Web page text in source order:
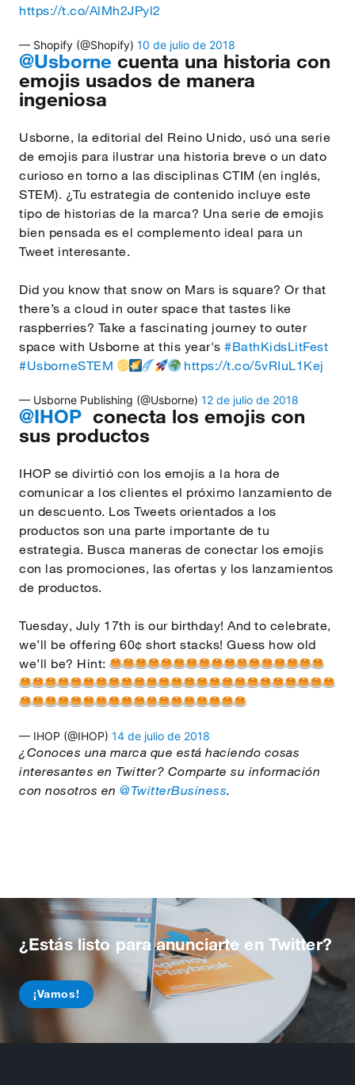
https://t.co/AlMh2JPyl2
— Shopify (@Shopify) 10 de julio de 2018
@Usborne cuenta una historia con
emojis usados de manera
ingeniosa
Usborne, la editorial del Reino Unido, usó una serie
de emojis para ilustrar una historia breve o un dato
curioso en torno a las disciplinas CTIM (en inglés,
STEM). ¿Tu estrategia de contenido incluye este
tipo de historias de la marca? Una serie de emojis
bien pensada es el complemento ideal para un
Tweet interesante.
Did you know that snow on Mars is square? Or that
there’s a cloud in outer space that tastes like
raspberries? Take a fascinating journey to outer
space with Usborne at this year's #BathKidsLitFest
#UsborneSTEM
https://t.co/5vRIuL1Kej
— Usborne Publishing (@Usborne) 12 de julio de 2018
@IHOP conecta los emojis con
sus productos
IHOP se divirtió con los emojis a la hora de
comunicar a los clientes el próximo lanzamiento de
un descuento. Los Tweets orientados a los
productos son una parte importante de tu
estrategia. Busca maneras de conectar los emojis
con las promociones, las ofertas y los lanzamientos
de productos.
Tuesday, July 17th is our birthday! And to celebrate,
we’ll be offering 60¢ short stacks! Guess how old
we’ll be? Hint:
— IHOP (@IHOP) 14 de julio de 2018
¿Conoces una marca que está haciendo cosas
interesantes en Twitter? Comparte su información
con nosotros en @TwitterBusiness.
¿Estás listo para anunciarte en Twitter?
¡Vamos!